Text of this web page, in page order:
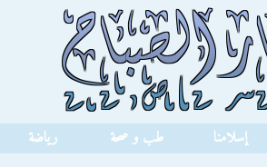
إسلامنا طب و صحة رياضة